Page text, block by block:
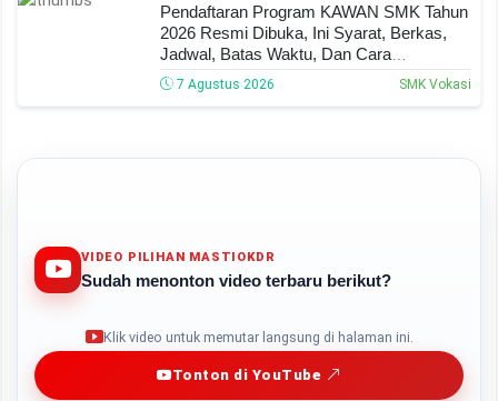
Pendaftaran Program KAWAN SMK Tahun
2026 Resmi Dibuka, Ini Syarat, Berkas,
Jadwal, Batas Waktu, Dan Cara
Pendaftarannya!
7 Agustus 2026 SMK Vokasi
VIDEO PILIHAN MASTIOKDR
Sudah menonton video terbaru berikut?
Klik video untuk memutar langsung di halaman ini.
Tonton di YouTube